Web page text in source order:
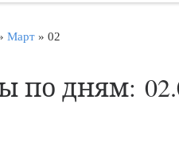
Март » 02
по дням: